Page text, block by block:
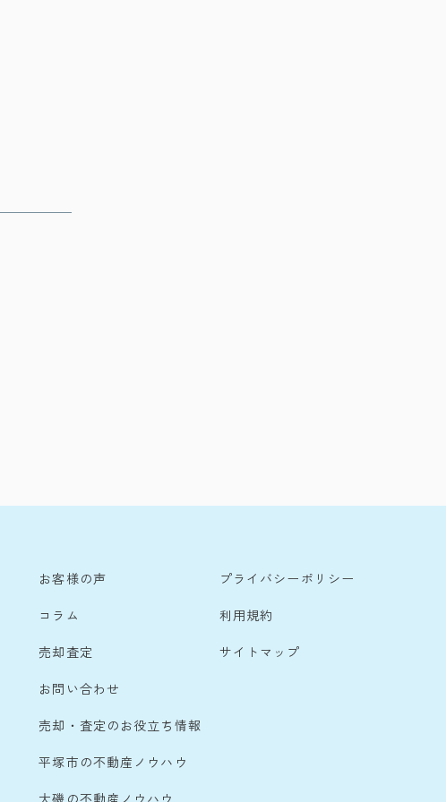
お客様の声
コラム
売却査定
お問い合わせ
売却・査定のお役立ち情報
平塚市の不動産ノウハウ
大磯の不動産ノウハウ
プライバシーポリシー
利用規約
サイトマップ